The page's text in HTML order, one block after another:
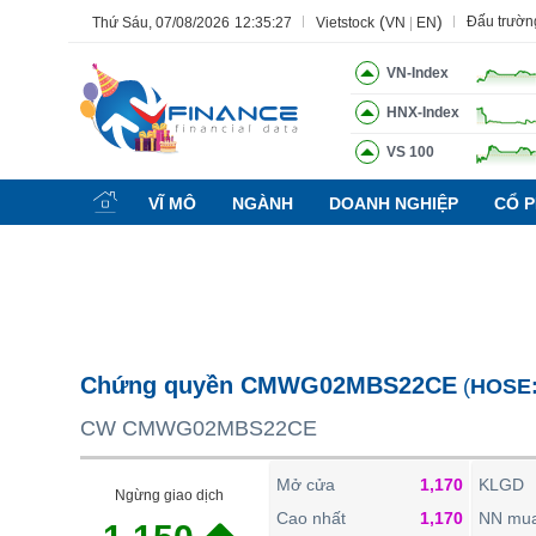
Thứ Sáu, 07/08/2026 12:35:28 Vietstock (VN EN) Đấu
VN-Index
HNX-Index
VS 100
VĨ MÔ NGÀNH DOANH NGHIỆP CỔ
Chứng quyền CMWG02MBS22CE (HOSE:
CW CMWG02MBS22CE
Ngừng giao dịch
Mở cửa
1,170
Cao nhất
1,170
KLGD
NN
Tính năng Ngành Mã chứng khoán Lãnh
BẤT ĐỘNG SẢN
TÀI CHÍNH
KINH TẾ